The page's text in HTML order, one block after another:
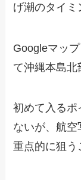
げ潮のタイミ
Googleマッ
て沖縄本島北
初めて入るポ
ないが、航空
重点的に狙う